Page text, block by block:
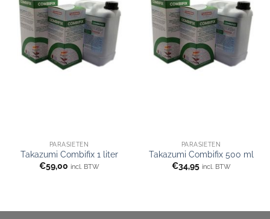
PARASIETEN
Takazumi Combifix 1 liter
€59,00 incl. BTW
PARASIETEN
Takazumi Combifix 500 ml
€34,95 incl. BTW